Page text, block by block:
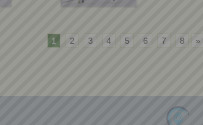
»
1 2 3 4 5 6 7 8